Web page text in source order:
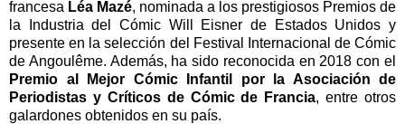
francesa Léa Mazé, nominada a los prestigiosos Premios de
la Industria del Cómic Will Eisner de Estados Unidos y
presente en la selección del Festival Internacional de Cómic
de Angoulême. Además, ha sido reconocida en 2018 con el
Premio al Mejor Cómic Infantil por la Asociación de
Periodistas y Críticos de Cómic de Francia, entre otros
galardones obtenidos en su país.